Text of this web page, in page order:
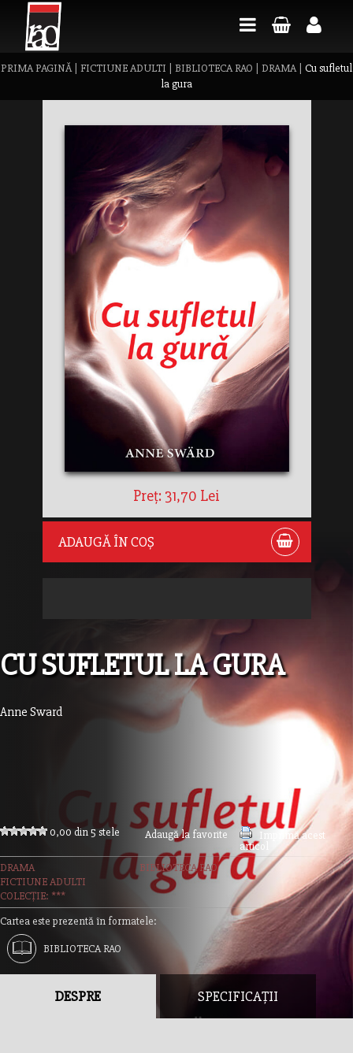
PRIMA PAGINĂ| FICTIUNE ADULTI BIBLIOTECA RAO DRAMA| Cu sufletul
la gura
Preț: 31,70 Lei
ADAUGĂ ÎN COȘ
CU SUFLETUL LA GURA
Anne Sward
0,00 din 5 stele Adaugă la favorite
Imprimă acest
articol
DRAMA
BIBLIOTECA RAO
FICTIUNE ADULTI
COLECȚIE: ***
Cartea este prezentă în formatele:
BIBLIOTECA RAO
DESPRE SPECIFICAȚII